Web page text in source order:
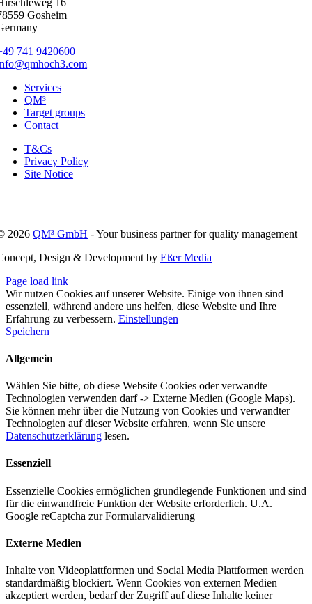
Gosheim
741 9420600
Services
QM³
Target groups
Contact
T&Cs
Privacy Policy
Site Notice
2026QM³ GmbH - Your business partner for quality management
Design & Development byEßer Media
Page load link
Wir nutzen Cookies auf unserer Website. Einige von ihnen sind
essenziell, während andere uns helfen, diese Website und Ihre
Erfahrung zu verbessern. Einstellungen
Speichern
Allgemein
Wählen Sie bitte, ob diese Website Cookies oder verwandte
Technologien verwenden darf -> Externe Medien (Google Maps).
Sie können mehr über die Nutzung von Cookies und verwandter
Technologien auf dieser Website erfahren, wenn Sie unsere
Datenschutzerklärung lesen.
Essenziell
Essenzielle Cookies ermöglichen grundlegende Funktionen und sind
für die einwandfreie Funktion der Website erforderlich. U.A.
Google reCaptcha zur Formularvalidierung
Externe Medien
Inhalte von Videoplattformen und Social Media Plattformen werden
standardmäßig blockiert. Wenn Cookies von externen Medien
akzeptiert werden, bedarf der Zugriff auf diese Inhalte keiner